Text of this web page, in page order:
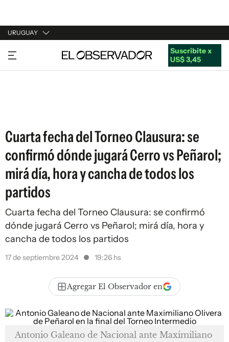
URUGUAY
URUGUAY
ARGENTINA
Suscribite x
US$ 3,45
Cuarta fecha del Torneo Clausura: se
confirmó dónde jugará Cerro vs Peñarol;
mirá día, hora y cancha de todos los
partidos
Cuarta fecha del Torneo Clausura: se confirmó
dónde jugará Cerro vs Peñarol; mirá día, hora y
cancha de todos los partidos
17 de septiembre 2024 19:26 hs
Agregar El Observador en
Antonio Galeano de Nacional ante Maximiliano